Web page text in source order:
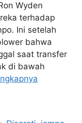
Wyden
terhadap
Ini setelah
bahwa
saat transfer
di bawah